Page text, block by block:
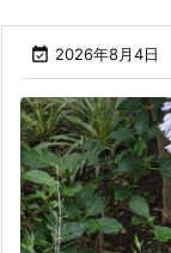
 2026年8月4日